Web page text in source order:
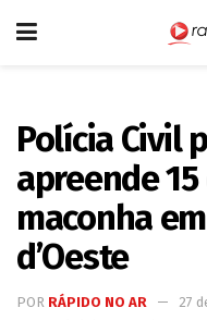
Polícia Civil
apreende
maconha
d’Oeste
POR RÁPIDO NO AR
27